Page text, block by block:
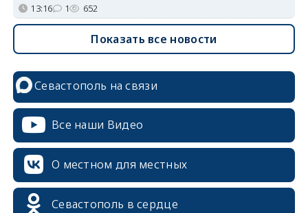
13:16 1 652
Показать все новости
Севастополь на связи
Все наши Видео
О местном для местных
Севастополь в сердце